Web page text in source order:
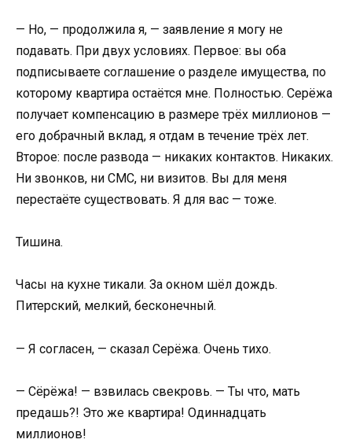
— Но, — продолжила я, — заявление я могу не
подавать. При двух условиях. Первое: вы оба
подписываете соглашение о разделе имущества, по
которому квартира остаётся мне. Полностью. Серёжа
получает компенсацию в размере трёх миллионов —
его добрачный вклад, я отдам в течение трёх лет.
Второе: после развода — никаких контактов. Никаких.
Ни звонков, ни СМС, ни визитов. Вы для меня
перестаёте существовать. Я для вас — тоже.
Тишина.
Часы на кухне тикали. За окном шёл дождь.
Питерский, мелкий, бесконечный.
— Я согласен, — сказал Серёжа. Очень тихо.
— Сёрёжа! — взвилась свекровь. — Ты что, мать
предашь?! Это же квартира! Одиннадцать
миллионов!